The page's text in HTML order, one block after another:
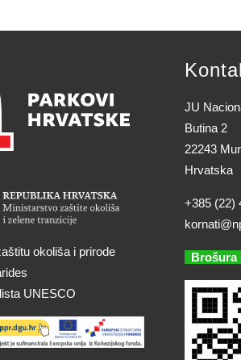
okoliša i prirode
UNESCO
JU
Butina 2
22243
Hrvatska
+385 (22)
Brošura